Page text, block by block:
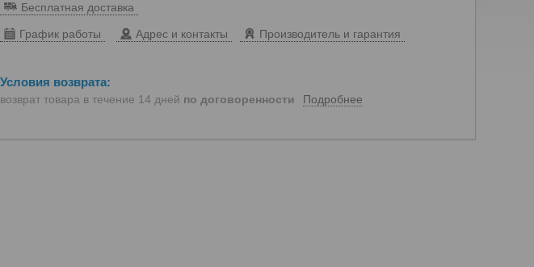
Бесплатная доставка
График работы Адрес и контакты Производитель и гарантия
возврат товара в течение 14 дней по договоренности Подробнее